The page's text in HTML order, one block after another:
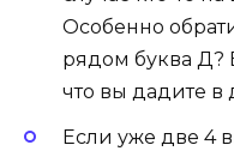
Особенно
рядом буква Д?
что вы дадите в
Если уже две 4